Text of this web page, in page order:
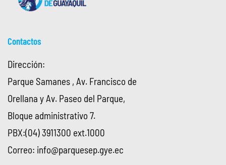
Contactos
Dirección:
Parque Samanes , Av. Francisco de
Orellana y Av. Paseo del Parque,
Bloque administrativo 7.
PBX:(04) 3911300 ext.1000
Correo: info@parquesep.gye.ec